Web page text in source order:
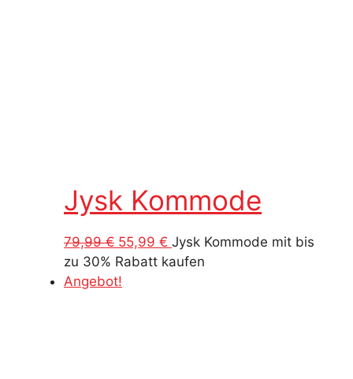
Jysk Kommode
79,99€ Ursprünglicher
Preis
war:
55,99 € Aktueller
Preis
Jysk Kommode mit bis
zu 30% Rabatt kaufen
Angebot!